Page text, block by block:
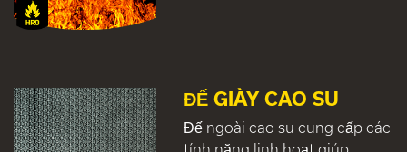
ĐẾ GIÀY CAO SU
Đế ngoài cao su cung cấp các